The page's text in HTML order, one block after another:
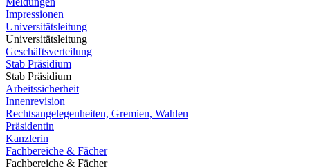
Impressionen
Universitätsleitung
Universitätsleitung
Geschäftsverteilung
Stab Präsidium
Stab Präsidium
Arbeitssicherheit
Innenrevision
Rechtsangelegenheiten, Gremien, Wahlen
Präsidentin
Kanzlerin
Fachbereiche & Fächer
Fachbereiche & Fächer